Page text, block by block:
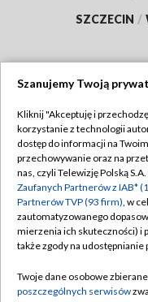
SZCZECIN /
Abonament TVP
Emisja w TVP
Centrum informacji
Naziemna Telewizja
Rada Programowa
Szanujemy Twoją
Kliknij "Akceptuję i
korzystanie z technologii
dostęp do informacji na
przechowywanie oraz na
nas, czyli Telewizję Polską
Zaufanych Partnerów z IAB*
Partnerów TVP (93 firm), w
zautomatyzowanego
mierzenia ich skuteczności) i
także zgody na udostępnianie
Twoje dane osobowe
poszczególnych serwisów